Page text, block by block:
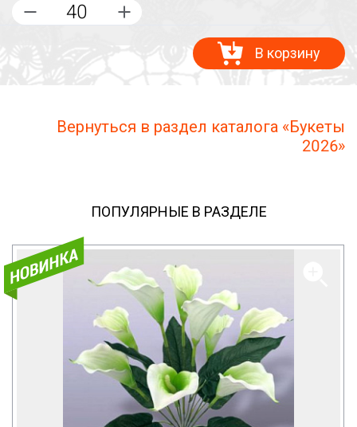
В корзину
Вернуться в раздел каталога «Букеты
2026»
ПОПУЛЯРНЫЕ В РАЗДЕЛЕ